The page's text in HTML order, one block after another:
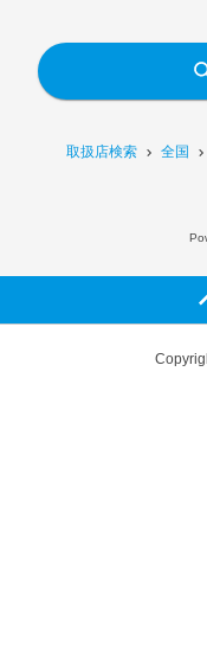
取扱店検索 全国